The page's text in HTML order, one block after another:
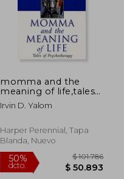
momma and the
meaning of life,tales
of psychotherapy (en
Inglés)
Irvin D. Yalom
Harper Perennial, Tapa
Blanda, Nuevo